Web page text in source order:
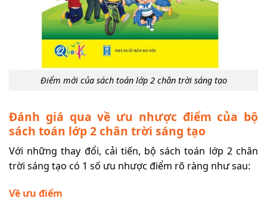
Điểm mới của sách toán lớp 2 chân trời sáng tạo
Đánh giá qua về ưu nhược điểm của bộ
sách toán lớp 2 chân trời sáng tạo
Với những thay đổi, cải tiến, bộ sách toán lớp 2 chân
trời sáng tạo có 1 số ưu nhược điểm rõ ràng như sau:
Về ưu điểm